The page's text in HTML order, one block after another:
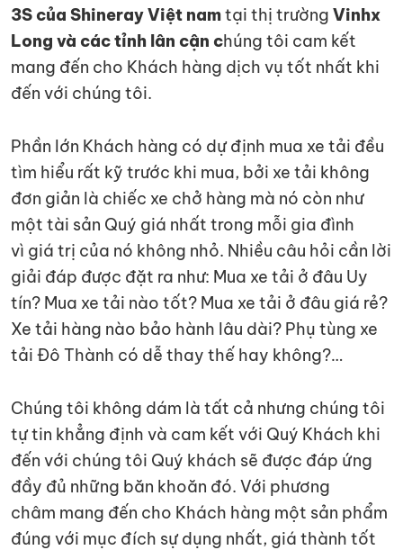
3S của Shineray Việt namtại thị trường Vinhx
Long và các tỉnh lân cận chúng tôi cam kết
mang đến cho Khách hàng dịch vụ tốt nhất khi
đến với chúng tôi.
Phần lớn Khách hàng có dự định mua xe tải đều
tìm hiểu rất kỹ trước khi mua, bởi xe tải không
đơn giản là chiếc xe chở hàng mà nó còn như
một tài sản Quý giá nhất trong mỗi gia đình
vì giá trị của nó không nhỏ. Nhiều câu hỏi cần lời
giải đáp được đặt ra như: Mua xe tải ở đâu Uy
tín? Mua xe tải nào tốt? Mua xe tải ở đâu giá rẻ?
Xe tải hàng nào bảo hành lâu dài? Phụ tùng xe
tải Đô Thành có dễ thay thế hay không?…
Chúng tôi không dám là tất cả nhưng chúng tôi
tự tin khẳng định và cam kết với Quý Khách khi
đến với chúng tôi Quý khách sẽ được đáp ứng
đầy đủ những băn khoăn đó. Với phương
châm mang đến cho Khách hàng một sản phẩm
đúng với mục đích sự dụng nhất, giá thành tốt